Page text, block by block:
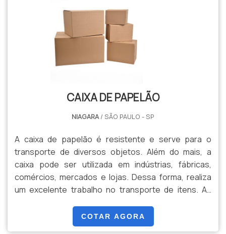
CAIXA DE PAPELÃO
NIAGARA/ SÃO PAULO - SP
A caixa de papelão é resistente e serve para o
transporte de diversos objetos. Além do mais, a
caixa pode ser utilizada em indústrias, fábricas,
comércios, mercados e lojas. Dessa forma, realiza
um excelente trabalho no transporte de itens. As
ser escolhidos pelo cliente, de acordo com cada
demanda apresentada.A CAIXA GARANTE A
COTAR AGORA